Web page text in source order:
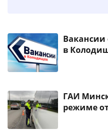
Вакансии
в
ГАИ
режиме